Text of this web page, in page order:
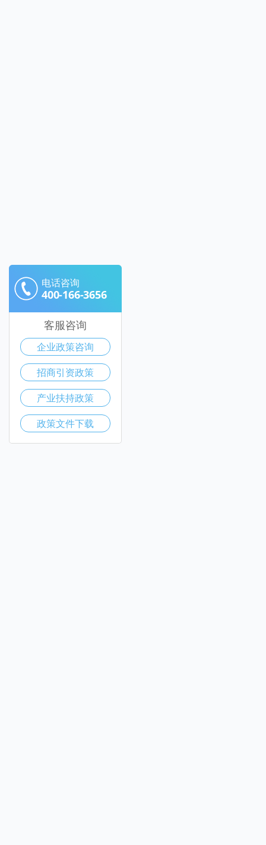
电话咨询
400-166-3656
客服咨询
企业政策咨询
招商引资政策
产业扶持政策
政策文件下载